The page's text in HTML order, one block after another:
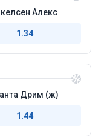
Алекс
1.34
Дрим (ж)
1.44